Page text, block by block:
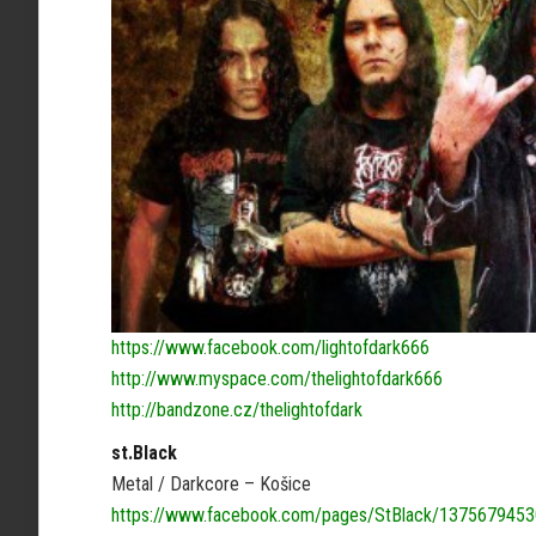
https://www.facebook.com/lightofdark666
http://www.myspace.com/thelightofdark666
http://bandzone.cz/thelightofdark
st.Black
Metal / Darkcore – Košice
https://www.facebook.com/pages/StBlack/